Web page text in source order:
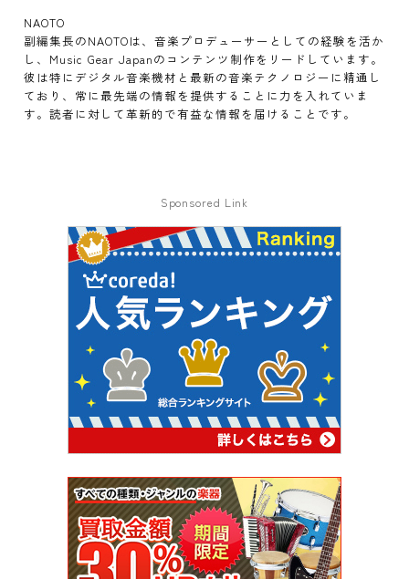
NAOTO
副編集長のNAOTOは、音楽プロデューサーとしての経験を活か
し、Music Gear Japanのコンテンツ制作をリードしています。
彼は特にデジタル音楽機材と最新の音楽テクノロジーに精通し
ており、常に最先端の情報を提供することに力を入れていま
す。読者に対して革新的で有益な情報を届けることです。
Sponsored Link